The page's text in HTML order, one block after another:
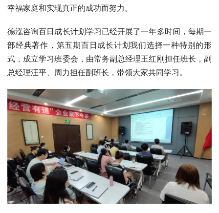
幸福家庭和实现真正的成功而努力。
德泓咨询百日成长计划学习已经开展了一年多时间，每期一
部经典著作，第五期百日成长计划我们选择一种特别的形
式，成立学习班委会，由常务副总经理王红刚担任班长，副
总经理汪平、周力担任副班长，带领大家共同学习。